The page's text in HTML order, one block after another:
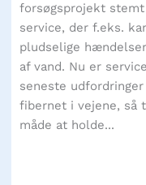
forsøgsprojekt
service, der f.eks.
pludselige
af vand. Nu er
seneste
fibernet i vejene, så
måde at holde...